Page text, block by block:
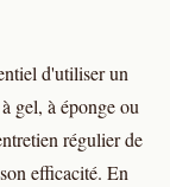
d'utiliser un
gel, à éponge ou
régulier de
efficacité. En